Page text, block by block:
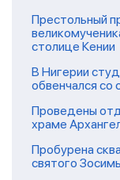
Престольный
столице Кении
В Нигерии
обвенчался со
Проведены
храме
Пробурена
святого